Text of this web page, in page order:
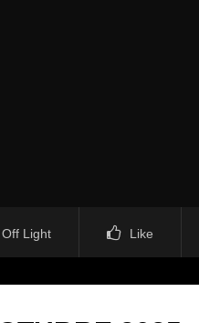
Light Like